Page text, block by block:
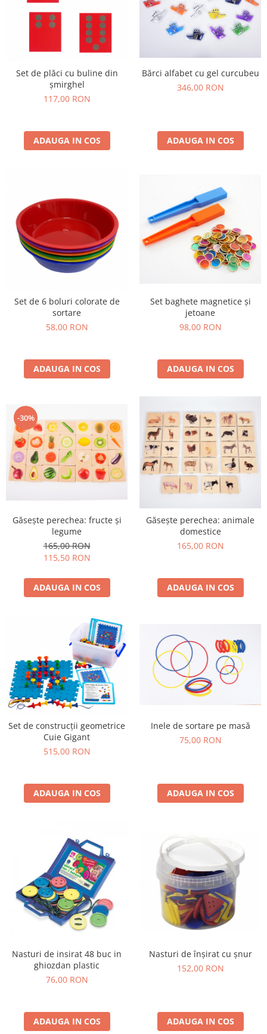
Set de plăci cu buline din
șmirghel
117,00 RON
ADAUGA IN COS
Bărci alfabet cu gel curcubeu
346,00 RON
ADAUGA IN COS
Set de 6 boluri colorate de
sortare
58,00 RON
ADAUGA IN COS
Set baghete magnetice și
jetoane
98,00 RON
ADAUGA IN COS
-30%
Găsește perechea: fructe și
legume
165,00 RON
115,50 RON
ADAUGA IN COS
Găsește perechea: animale
domestice
165,00 RON
ADAUGA IN COS
Set de construcții geometrice
Cuie Gigant
515,00 RON
ADAUGA IN COS
Inele de sortare pe masă
75,00 RON
ADAUGA IN COS
Nasturi de insirat 48 buc in
ghiozdan plastic
76,00 RON
ADAUGA IN COS
Nasturi de înșirat cu șnur
152,00 RON
ADAUGA IN COS